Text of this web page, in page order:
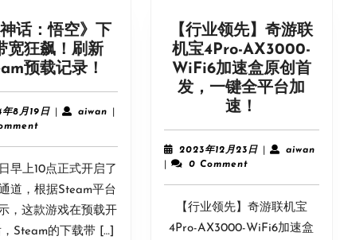
神话：悟空》下
宽狂飙！刷新
预载记录！
神
话：
空》
下
载
带
宽
8月19日2024
19
日
aiwan
早上10点正式开启了
道，根据Steam平台
，这款游戏在预载开
Steam的下载带 […]
【行业领先】奇游联
机宝4Pro-AX3000-
WiFi6加速盒原创首
发，一键全平台加
速！
业
领
奇
游
联
2023年12月23日2023
23
日
aiwanaiwan
0 Comment
【行业领先】奇游联机宝
4Pro-AX3000-WiFi6加速盒